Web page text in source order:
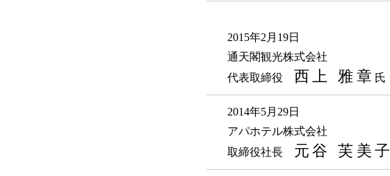
2015年2月19日
通天閣観光株式会社
代表取締役 西上 雅章 氏
2014年5月29日
アパホテル株式会社
取締役社長 元谷 芙美子